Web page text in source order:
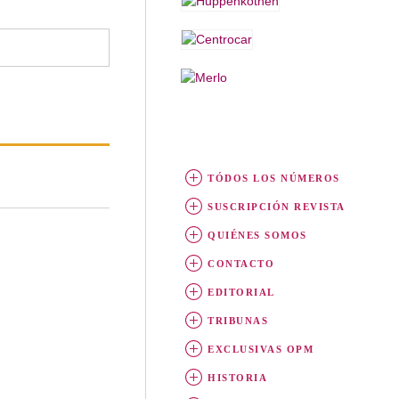
TÓDOS LOS NÚMEROS
SUSCRIPCIÓN REVISTA
QUIÉNES SOMOS
CONTACTO
EDITORIAL
TRIBUNAS
EXCLUSIVAS OPM
HISTORIA